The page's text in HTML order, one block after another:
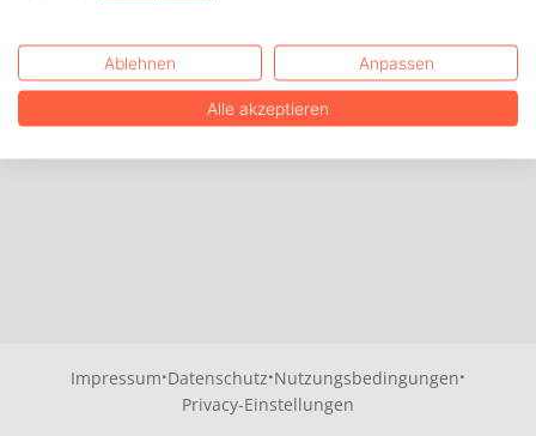
Impressum·Datenschutz·Nutzungsbedingungen·
Privacy-Einstellungen
Ablehnen Anpassen
Alle akzeptieren